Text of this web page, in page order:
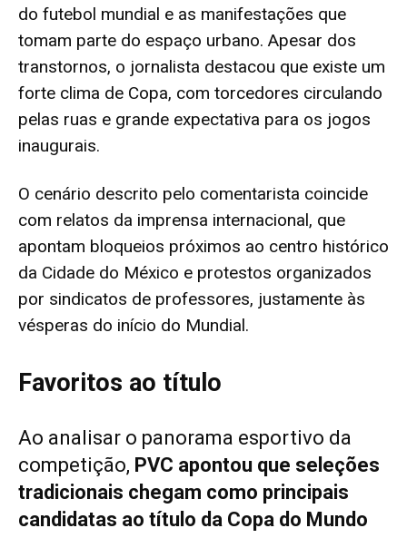
do futebol mundial e as manifestações que
tomam parte do espaço urbano. Apesar dos
transtornos, o jornalista destacou que existe um
forte clima de Copa, com torcedores circulando
pelas ruas e grande expectativa para os jogos
inaugurais.
O cenário descrito pelo comentarista coincide
com relatos da imprensa internacional, que
apontam bloqueios próximos ao centro histórico
da Cidade do México e protestos organizados
por sindicatos de professores, justamente às
vésperas do início do Mundial.
Favoritos ao título
Ao analisar o panorama esportivo da
competição, PVC apontou que seleções
tradicionais chegam como principais
candidatas ao título da Copa do Mundo